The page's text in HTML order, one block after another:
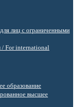
лиц с ограниченными
/ For international
образование
высшее